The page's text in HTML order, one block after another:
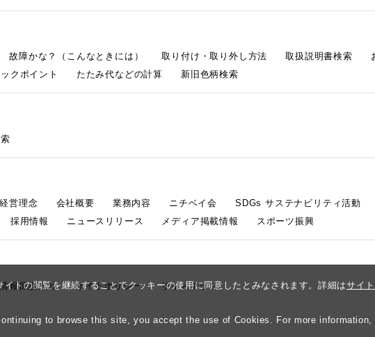
トの閲覧を継続することでクッキーの使用に同意したとみなされます。詳細はサイ
to browse this site, you accept the use of Cookies. For more information,
故障かな？（こんなときには） 取り付け・取り外し方法 取扱説明書検索
クポイント たたみ代などの計算 新旧色柄検索
経営理念 会社概要 業務内容 ニチベイ会 SDGs サステナビリティ活動
採用情報 ニュースリリース メディア掲載情報 スポーツ振興
報保護方針 サイトポリシー サイトマップ